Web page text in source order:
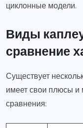
циклонные модели.
Виды
сравнение
Существует
имеет свои плюсы и
сравнения: